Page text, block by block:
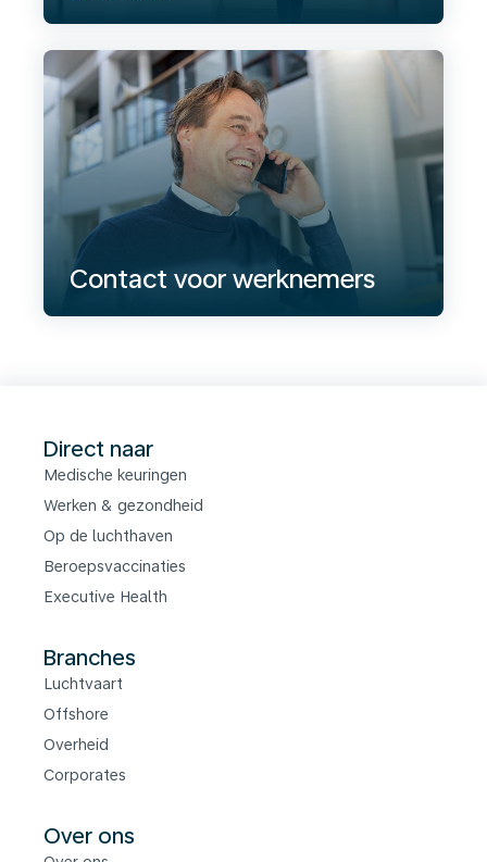
Contact voor werknemers
Direct naar
Medische keuringen
Werken & gezondheid
Op de luchthaven
Beroepsvaccinaties
Executive Health
Branches
Luchtvaart
Offshore
Overheid
Corporates
Over ons